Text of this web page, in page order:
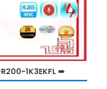
1K3EKFL ➠